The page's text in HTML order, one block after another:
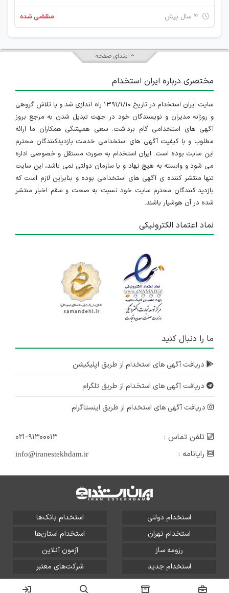
منقضی شده
ابتدای صفحه
مختصری درباره ایران استخدام
سایت ایران استخدام در تاریخ ۱۳۹۱/۱/۱۰ راه اندازی شد و با تلاش گروهی
و روزانه مدیران و نویسندگان خود در جهت تبدیل شدن به مرجع بروز
آگهی های استخدامی گام برداشت. سعی همیشگی همکاران ما ارائه
مطلوب و با کیفیت آگهی های استخدامی خدمت بازدیدکنندگان محترم
این سایت بوده است. ایران استخدام به صورت مستقل و خصوصی اداره
می شود و وابسته به هیچ نهاد و یا سازمان دولتی نمی باشد، این سایت
تنها منتشر کننده ی آگهی های استخدامی بوده و بنابراین لازم است که
بازدید کنندگان محترم سایت خود نسبت به صحت و سقم اخبار منتشر
شده در آن هوشیار باشند.
نماد اعتماد الکترونیکی
ما را دنبال کنید
دریافت آگهی های استخدام از طریق اپلیکیشن
دریافت آگهی های استخدام از طریق تلگرام
دریافت آگهی های استخدام از طریق اینستاگرام
تلفن تماس :
۰۲۱-۹۱۳۰۰۰۱۳
رایانامه :
info@iranestekhdam.ir
استخدام دولتی
استخدام بانک‌ها
استخدام تهران
استخدام استان‌ها
رزومه ساز
آزمون آنلاین
استخدام جدید
شرکت‌های معتبر
تمامی حقوق این سایت برای آلتین سیستم محفوظ است و هر